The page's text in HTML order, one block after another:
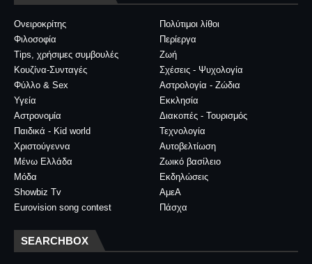
Ονειροκρίτης
Πολύτιμοι λίθοι
Φιλοσοφία
Περίεργα
Tips, χρήσιμες συμβουλές
Ζωή
Κουζίνα-Συνταγές
Σχέσεις - Ψυχολογία
Φύλλο & Sex
Αστρολογία - Ζώδια
Υγεία
Εκκλησία
Αστρονομία
Διακοπές - Τουρισμός
Παιδικά - Kid world
Τεχνολογία
Χριστούγεννα
Αυτοβελτίωση
Μένω Ελλάδα
Ζωικό βασίλειο
Μόδα
Εκδηλώσεις
Showbiz Tv
ΑμεΑ
Eurovision song contest
Πάσχα
SEARCHBOX